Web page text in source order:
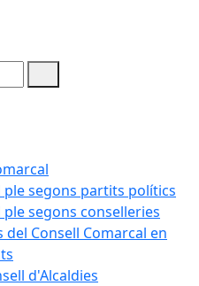
ple segons partits polítics
segons conselleries
del Consell Comarcal en
d'Alcaldies